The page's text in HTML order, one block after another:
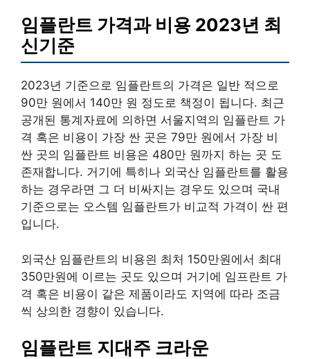
임플란트 가격과 비용 2023년 최
신기준
2023년 기준으로 임플란트의 가격은 일반 적으로
90만 원에서 140만 원 정도로 책정이 됩니다. 최근
공개된 통계자료에 의하면 서울지역의 임플란트 가
격 혹은 비용이 가장 싼 곳은 79만 원에서 가장 비
싼 곳의 임플란트 비용은 480만 원까지 하는 곳 도
존재합니다. 거기에 특히나 외국산 임플란트를 활용
하는 경우라면 그 더 비싸지는 경우도 있으며 국내
기준으로는 오스템 임플란트가 비교적 가격이 싼 편
입니다.
외국산 임플란트의 비용읜 최처 150만원에서 최대
350만원에 이르는 곳도 있으며 거기에 임프란트 가
격 혹은 비용이 같은 제품이라도 지역에 따라 조금
씩 상의한 경향이 있습니다.
임플란트 지대주 크라운